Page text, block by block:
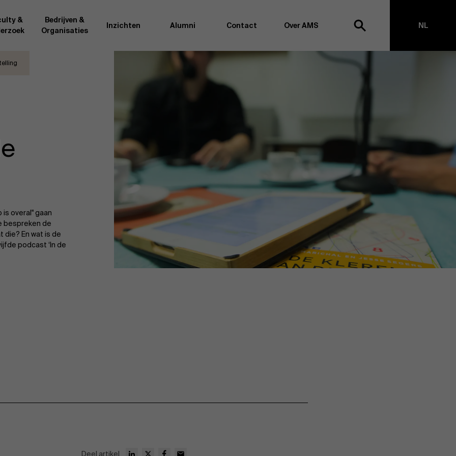
&
groep academici uit
ervaring geven zij
Onderzoek
Als excellente managementschool willen wij koploper blijven op het vlak van
bedrijfsinnovatie en -transformatie. Dankzij ons uitgebreide
bedrijfswetenschappen, management en organisatie. Dit doen we zowel
door nieuwe kennis te creëren via onderzoek als door samen met partners
effectieve veranderingen te realiseren. Onze ambitie is dan ook duidelijk:
Opening minds to impact the world”
. We doen dit vanuit drie kernwaarden:
een globale mindset, maatschappelijk bewustzijn en kritische reflectie.
Bedrijven &
Organisaties
Inzichten Alumni Contact Over AMS NL
overal" gaan
bespreken de
En wat is de
podcast ‘In de
Deel artikel